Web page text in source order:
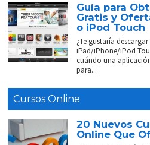
Guía para
Gratis y
o iPod Touch
¿Te gustaría
iPad/iPhone/iPod
cuándo una
para...
Cursos Online
20 Nuevos
Online Que